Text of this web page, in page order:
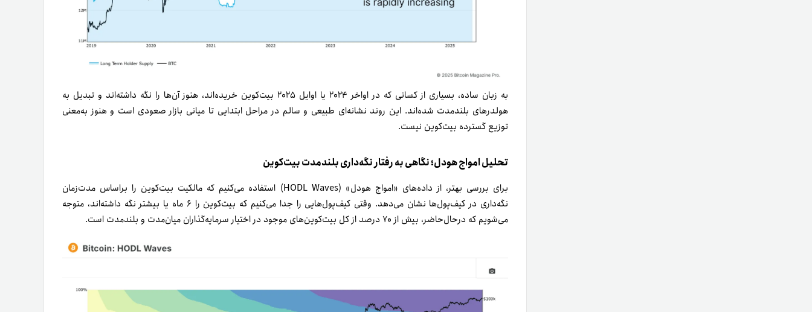
به زبان ساده، بسیاری از کسانی که در اواخر ۲۰۲۴ یا اوایل ۲۰۲۵ بیت‌کوین خریده‌اند، هنوز آن‌ها را نگه داشته‌اند و تبدیل به
هولدرهای بلندمدت شده‌اند. این روند نشانه‌ای طبیعی و سالم در مراحل ابتدایی تا میانی بازار صعودی است و هنوز به‌معنی
توزیع گسترده بیت‌کوین نیست.
تحلیل امواج هودل؛ نگاهی به رفتار نگه‌داری بلندمدت بیت‌کوین
برای بررسی بهتر، از داده‌های «امواج هودل» (HODL Waves) استفاده می‌کنیم که مالکیت بیت‌کوین را براساس مدت‌زمان
نگه‌داری در کیف‌پول‌ها نشان می‌دهد. وقتی کیف‌پول‌هایی را جدا می‌کنیم که بیت‌کوین را ۶ ماه یا بیشتر نگه داشته‌اند، متوجه
می‌شویم که در‌حال‌حاضر، بیش از ۷۰ درصد از کل بیت‌کوین‌های موجود در اختیار سرمایه‌گذاران میان‌مدت و بلندمدت است.